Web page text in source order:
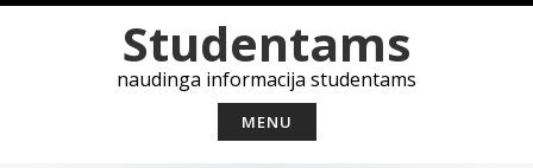
to
content
Studentams
naudinga informacija studentams
MENU